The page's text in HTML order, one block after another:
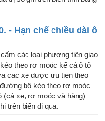
- Hạn chế chiều dài ô
các loại phương tiện giao
theo rơ moóc kể cả ô tô
các xe được ưu tiên theo
bộ kéo theo rơ moóc
(cả xe, rơ moóc và hàng)
trên biển đi qua.